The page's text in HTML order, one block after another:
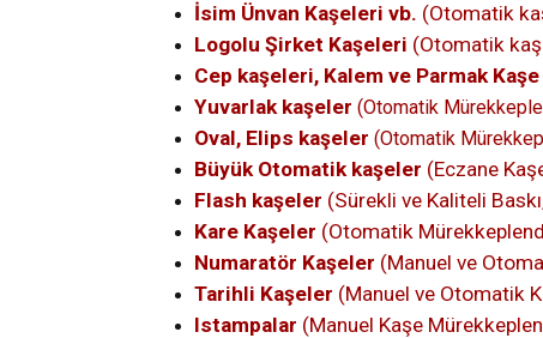
İsim Ünvan Kaşeleri vb. (Otomatik
Logolu Şirket Kaşeleri (Otomatik
Cep kaşeleri, Kalem ve Parmak Kaşe
Yuvarlak kaşeler (Otomatik
Oval, Elips kaşeler (Otomatik
Büyük Otomatik kaşeler (Eczane
Flash kaşeler (Sürekli ve Kaliteli
Kare Kaşeler (Otomatik
Numaratör Kaşeler (Manuel ve
Tarihli Kaşeler (Manuel ve Otomatik
Istampalar (Manuel Kaşe